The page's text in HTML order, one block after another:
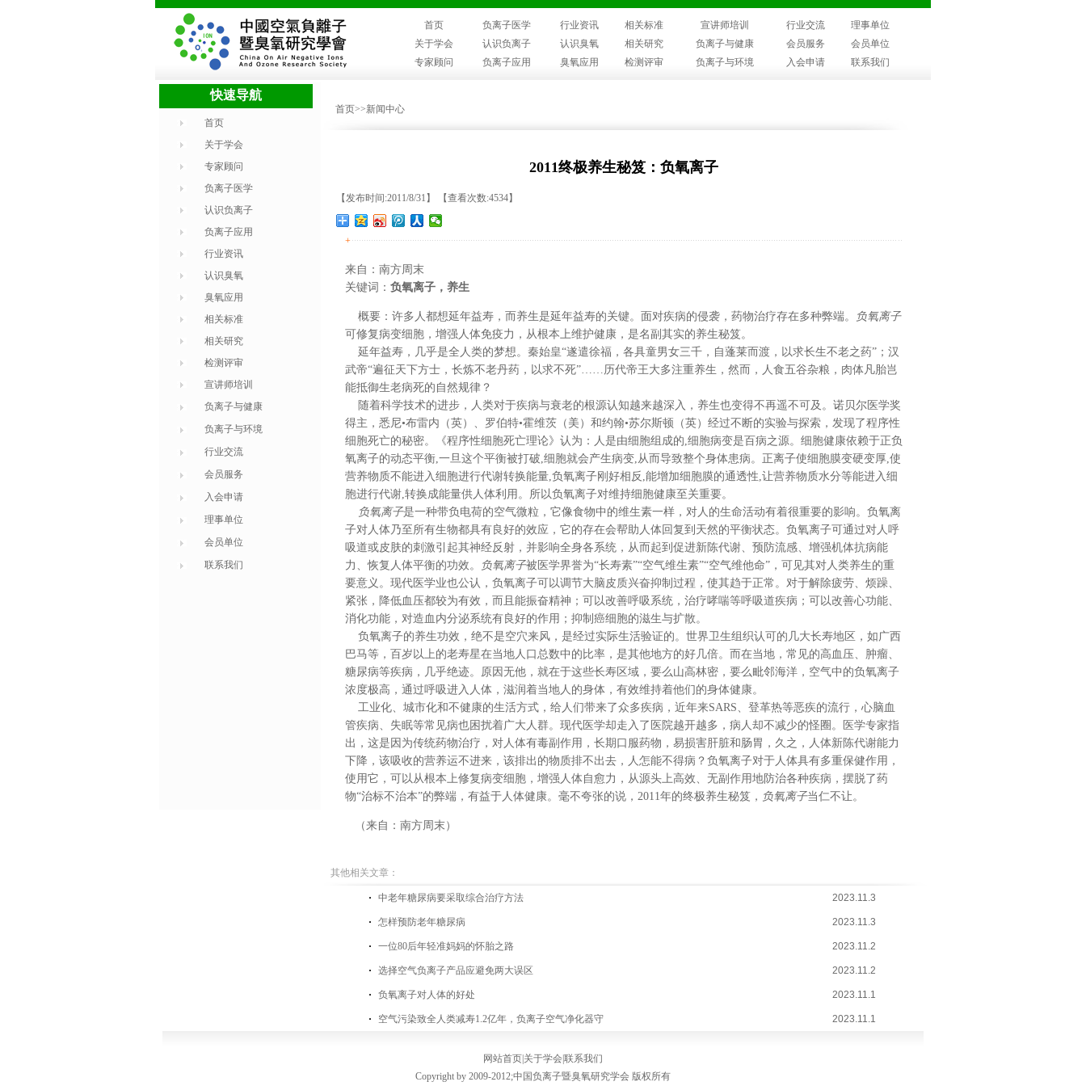
首页 负离子医学 行业资讯 相关标准 宣讲师培训 行业交流
理事单位
关于学会
认识负离子 认识臭氧 相关研究 负离子与健康 会员服务
会员单位
专家顾问
负离子应用 臭氧应用 检测评审 负离子与环境 入会申请 联系我们
快速导航
首页
关于学会
专家顾问
负离子医学
认识负离子
负离子应用
行业资讯
认识臭氧
臭氧应用
相关标准
相关研究
检测评审
宣讲师培训
负离子与健康
负离子与环境
行业交流
会员服务
入会申请
理事单位
会员单位
联系我们
首页>>新闻中心
2011终极养生秘笈：负氧离子
【发布时间:2011/8/31】 【查看次数:4534】
+
来自：南方周末
关键词： 负氧离子 ，养生
概要：许多人都想延年益寿，而养生是延年益寿的关键。面对疾病的侵袭，药物治疗存在多种弊端。
负氧离子
可修复病变细胞，增强人体免疫力，从根本上维护健康，是名副其实的养生秘笈。
延年益寿，几乎是全人类的梦想。秦始皇“遂遣徐福，各具童男女三千，自蓬莱而渡，以求长生不老之药”；汉
武帝“遍征天下方士，长炼不老丹药，以求不死”……历代帝王大多注重养生，然而，人食五谷杂粮，肉体凡胎岂
能抵御生老病死的自然规律？
随着科学技术的进步，人类对于疾病与衰老的根源认知越来越深入，养生也变得不再遥不可及。诺贝尔医学奖
得主，悉尼•布雷内（英）、罗伯特•霍维茨（美）和约翰•苏尔斯顿（英）经过不断的实验与探索，发现了程序性
细胞死亡的秘密。《程序性细胞死亡理论》认为：人是由细胞组成的,细胞病变是百病之源。细胞健康依赖于正负
氧离子的动态平衡,一旦这个平衡被打破,细胞就会产生病变,从而导致整个身体患病。正离子使细胞膜变硬变厚,使
营养物质不能进入细胞进行代谢转换能量,负氧离子刚好相反,能增加细胞膜的通透性,让营养物质水分等能进入细
胞进行代谢,转换成能量供人体利用。所以负氧离子对维持细胞健康至关重要。
负氧离子是一种带负电荷的空气微粒，它像食物中的维生素一样，对人的生命活动有着很重要的影响。负氧离
子对人体乃至所有生物都具有良好的效应，它的存在会帮助人体回复到天然的平衡状态。负氧离子可通过对人呼
吸道或皮肤的刺激引起其神经反射，并影响全身各系统，从而起到促进新陈代谢、预防流感、增强机体抗病能
力、恢复人体平衡的功效。
负氧离子被医学界誉为“长寿素”“空气维生素”“空气维他命”，可见其对人类养生的重
要意义。现代医学业也公认，负氧离子可以调节大脑皮质兴奋抑制过程，使其趋于正常。对于解除疲劳、烦躁、
紧张，降低血压都较为有效，而且能振奋精神；可以改善呼吸系统，治疗哮喘等呼吸道疾病；可以改善心功能、
消化功能，对造血内分泌系统有良好的作用；抑制癌细胞的滋生与扩散。
负氧离子的养生功效，绝不是空穴来风，是经过实际生活验证的。世界卫生组织认可的几大长寿地区，如广西
巴马等，百岁以上的老寿星在当地人口总数中的比率，是其他地方的好几倍。而在当地，常见的高血压、肿瘤、
糖尿病等疾病，几乎绝迹。原因无他，就在于这些长寿区域，要么山高林密，要么毗邻海洋，空气中的负氧离子
浓度极高，通过呼吸进入人体，滋润着当地人的身体，有效维持着他们的身体健康。
工业化、城市化和不健康的生活方式，给人们带来了众多疾病，近年来SARS、登革热等恶疾的流行，心脑血
管疾病、失眠等常见病也困扰着广大人群。现代医学却走入了医院越开越多，病人却不减少的怪圈。医学专家指
出，这是因为传统药物治疗，对人体有毒副作用，长期口服药物，易损害肝脏和肠胃，久之，人体新陈代谢能力
下降，该吸收的营养运不进来，该排出的物质排不出去，人怎能不得病？负氧离子对于人体具有多重保健作用，
使用它，可以从根本上修复病变细胞，增强人体自愈力，从源头上高效、无副作用地防治各种疾病，摆脱了药
物“治标不治本”的弊端，有益于人体健康。毫不夸张的说，2011年的终极养生秘笈， 负氧离子当仁不让。
（来自：南方周末）
其他相关文章：
中老年糖尿病要采取综合治疗方法 2023.11.3
怎样预防老年糖尿病 2023.11.3
一位80后年轻准妈妈的怀胎之路 2023.11.2
选择空气负离子产品应避免两大误区 2023.11.2
负氧离子对人体的好处 2023.11.1
空气污染致全人类减寿1.2亿年，负离子空气净化器守 2023.11.1
网站首页 关于学会联系我们
Copyright by 2009-2012;中国负离子暨臭氧研究学会 版权所有